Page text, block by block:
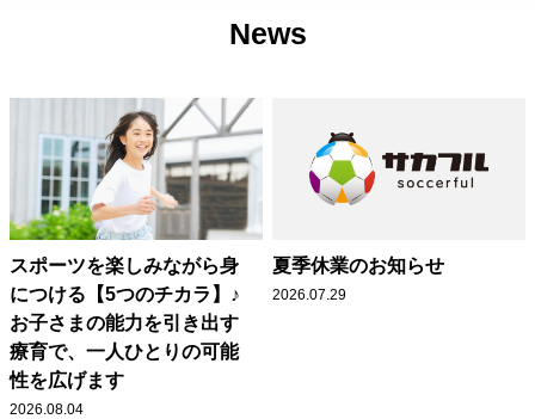
News
スポーツを楽しみながら身
につける【5つのチカラ】♪
お子さまの能力を引き出す
療育で、一人ひとりの可能
性を広げます
2026.08.04
夏季休業のお知らせ
2026.07.29